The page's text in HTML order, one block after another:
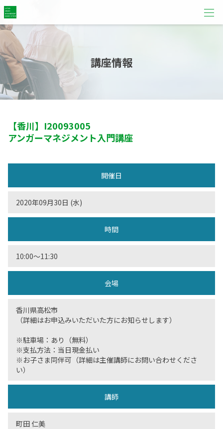
講座情報
【香川】 I20093005
アンガーマネジメント入門講座
開催日
2020年09月30日 (水)
時間
10:00〜11:30
会場
香川県高松市
（詳細はお申込みいただいた方にお知らせします）
※駐車場：あり（無料）
※支払方法：当日現金払い
※お子さま同伴可（詳細は主催講師にお問い合わせくださ
い）
講師
町田 仁美